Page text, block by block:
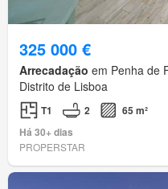
325 000 €
Arrecadação em Penha de
Distrito de Lisboa
T1 2
65 m²
Há 30+ dias
PROPERSTAR